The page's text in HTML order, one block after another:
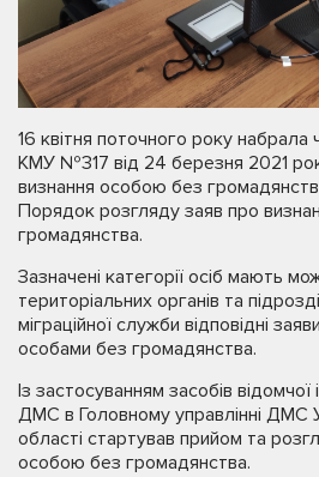
16 квітня поточного року набрала
КМУ №317 від 24 березня 2021
визнання особою без
Порядок розгляду заяв про
громадянства.
Зазначені категорії осіб мають
територіальних органів та
міграційної служби відповідні
особами без громадянства.
Із застосуванням засобів
ДМС в Головному управлінні ДМС
області стартував прийом та
особою без громадянства.